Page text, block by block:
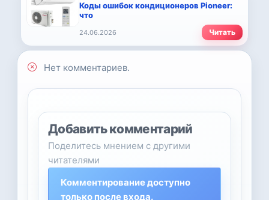
Коды ошибок кондиционеров Pioneer:
что
24.06.2026 Читать
Нет комментариев.
Добавить комментарий
Поделитесь мнением с другими
читателями
Комментирование доступно
только после входа.